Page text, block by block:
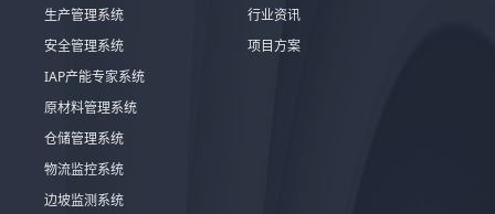
生产管理系统
安全管理系统
IAP产能专家系统
原材料管理系统
仓储管理系统
物流监控系统
边坡监测系统
行业资讯
项目方案